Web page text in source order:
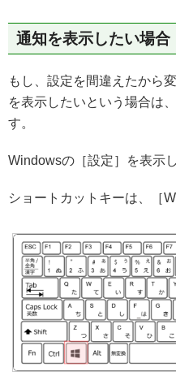
通知を表示したい場合
もし、設定を間違えたから
を表示したいという場合は
す。
Windowsの［設定］を表示し
ショートカットキーは、［